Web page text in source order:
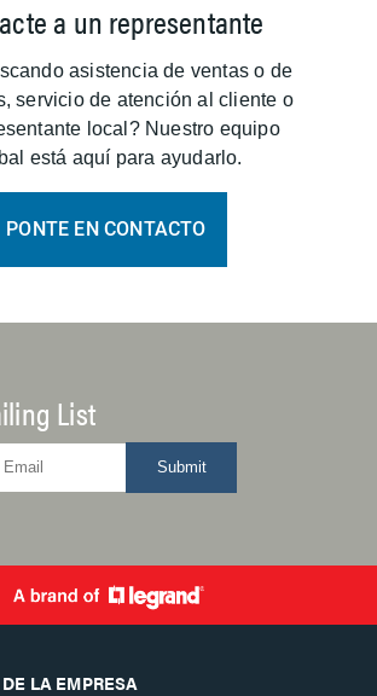
a un representante
asistencia de ventas o de
servicio de atención al cliente o
local? Nuestro equipo
está aquí para ayudarlo.
PONTE EN CONTACTO
List
Submit
LA EMPRESA